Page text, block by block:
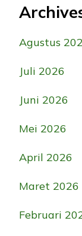
Agustus
Juli 2026
Juni 2026
Mei 2026
April 2026
Maret 2026
Februari